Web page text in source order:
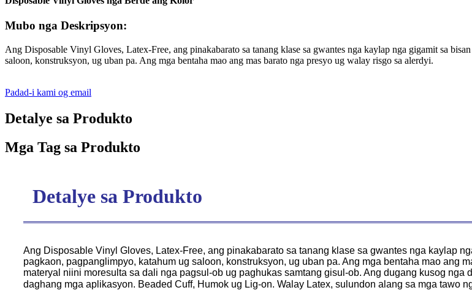
Mubo nga Deskripsyon:
Ang Disposable Vinyl Gloves, Latex-Free, ang pinakabarato sa tanang klase sa gwantes nga kaylap nga gigamit sa
saloon, konstruksyon, ug uban pa. Ang mga bentaha mao ang mas barato nga presyo ug walay risgo sa alerdyi.
Padad-i kami og email
Detalye sa Produkto
Mga Tag sa Produkto
Detalye sa Produkto
Ang Disposable Vinyl Gloves, Latex-Free, ang pinakabarato sa tanang klase sa gwantes nga kaylap
pagkaon, pagpanglimpyo, katahum ug saloon, konstruksyon, ug uban pa. Ang mga bentaha mao ang
materyal niini moresulta sa dali nga pagsul-ob ug paghukas samtang gisul-ob. Ang dugang kusog
daghang mga aplikasyon. Beaded Cuff, Humok ug Lig-on. Walay Latex, sulundon alang sa mga tawo